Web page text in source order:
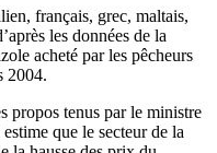
français, grec, maltais,
les données de la
acheté par les pêcheurs
2004.
propos tenus par le ministre
que le secteur de la